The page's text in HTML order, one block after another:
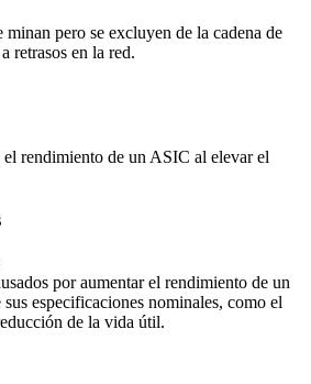
minan pero se excluyen de la cadena de
retrasos en la red.
rendimiento de un ASIC al elevar el
por aumentar el rendimiento de un
especificaciones nominales, como el
de la vida útil.